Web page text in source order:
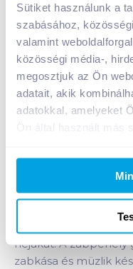
Sütiket használunk a
szabásához,
valamint
közösségi média-,
megosztjuk az Ön
adatait, akik
adatokkal, amelyeket
Ön által használt más
Kölln
A termék jelenleg nem
Bevásárlólistához
Termékleírás a(z)
Teljes kiőrlésű
zabpehely egész
tartalmazza a nagy
héjakat. A zabpehely
zabkása és müzlik